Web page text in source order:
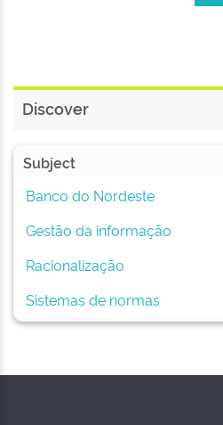
Discover
Subject
Banco do Nordeste
Gestão da informação
Racionalização
Sistemas de normas